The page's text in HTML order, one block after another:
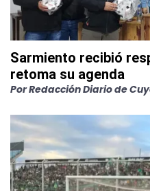
Sarmiento recibió
retoma su agenda
PorRedacción Diario de